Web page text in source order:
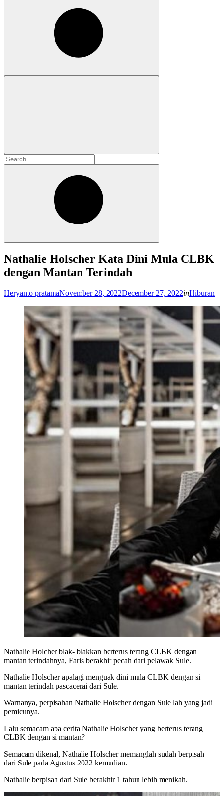
Search
for:
Search
Nathalie Holscher Kata Dini Mula CLBK
dengan Mantan Terindah
Heryanto pratamaPosted
November 28, 2022December 27, 2022inHiburan
Nathalie Holcher blak- blakkan berterus terang CLBK dengan
mantan terindahnya, Faris berakhir pecah dari pelawak Sule.
Nathalie Holscher apalagi menguak dini mula CLBK dengan si
mantan terindah pascacerai dari Sule.
Warnanya, perpisahan Nathalie Holscher dengan Sule lah yang jadi
pemicunya.
Lalu semacam apa cerita Nathalie Holscher yang berterus terang
CLBK dengan si mantan?
Semacam dikenal, Nathalie Holscher memanglah sudah berpisah
dari Sule pada Agustus 2022 kemudian.
Nathalie berpisah dari Sule berakhir 1 tahun lebih menikah.